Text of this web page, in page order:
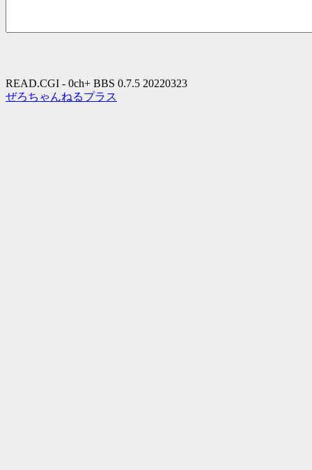
READ.CGI - 0ch+ BBS 0.7.5 20220323
ぜろちゃんねるプラス